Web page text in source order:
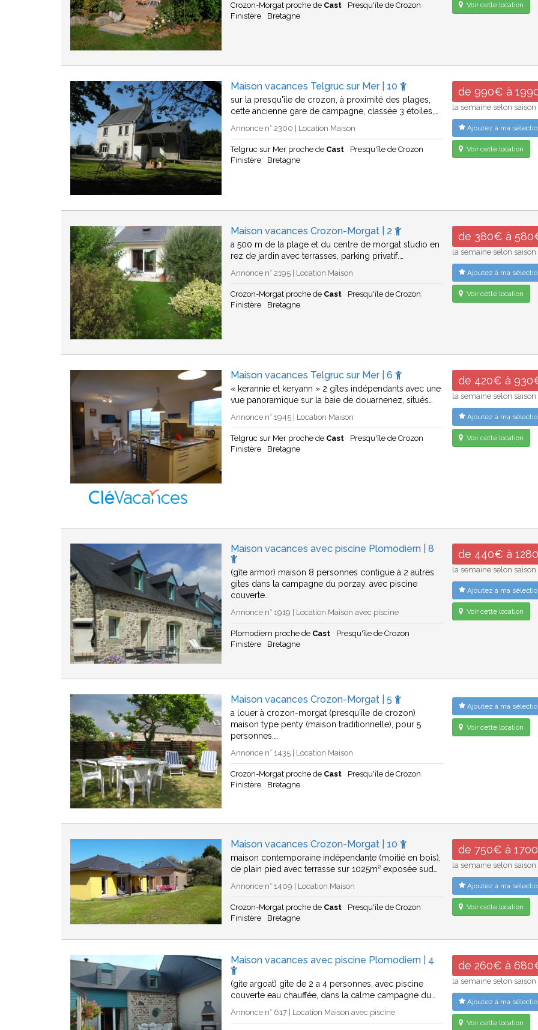
Crozon-Morgat proche de Cast
Presqu'île de Crozon
Finistère
Bretagne
Voir cette location
Maison vacances Telgruc sur Mer | 10
sur la presqu'île de crozon, à proximité des plages,
cette ancienne gare de campagne, classée 3 étoiles,…
Annonce n° 2300 | Location Maison
Telgruc sur Mer proche de Cast
Presqu'île de Crozon
Finistère
Bretagne
de 990€ à
la semaine selon saison
Ajoutez à ma
Voir cette location
Maison vacances Crozon-Morgat | 2
a 500 m de la plage et du centre de morgat studio en
rez de jardin avec terrasses, parking privatif.…
Annonce n° 2195 | Location Maison
Crozon-Morgat proche de Cast
Presqu'île de Crozon
Finistère
Bretagne
de 380€ à
la semaine selon saison
Ajoutez à ma
Voir cette location
Maison vacances Telgruc sur Mer | 6
« kerannie et keryann » 2 gîtes indépendants avec une
vue panoramique sur la baie de douarnenez, situés…
Annonce n° 1945 | Location Maison
Telgruc sur Mer proche de Cast
Presqu'île de Crozon
Finistère
Bretagne
de 420€ à
la semaine selon saison
Ajoutez à ma
Voir cette location
Maison vacances avec piscine Plomodiern | 8
(gîte armor) maison 8 personnes contigüe à 2 autres
gites dans la campagne du porzay. avec piscine
couverte…
Annonce n° 1919 | Location Maison avec piscine
Plomodiern proche de Cast
Presqu'île de Crozon
Finistère
Bretagne
de 440€ à
la semaine selon saison
Ajoutez à ma
Voir cette location
Maison vacances Crozon-Morgat | 5
a louer à crozon-morgat (presqu'île de crozon)
maison type penty (maison traditionnelle), pour 5
personnes.…
Annonce n° 1435 | Location Maison
Crozon-Morgat proche de Cast
Presqu'île de Crozon
Finistère
Bretagne
Ajoutez à ma
Voir cette location
Maison vacances Crozon-Morgat | 10
maison contemporaine indépendante (moitié en bois),
de plain pied avec terrasse sur 1025m² exposée sud…
Annonce n° 1409 | Location Maison
Crozon-Morgat proche de Cast
Presqu'île de Crozon
Finistère
Bretagne
de 750€ à
la semaine selon saison
Ajoutez à ma
Voir cette location
Maison vacances avec piscine Plomodiern | 4
(gite argoat) gîte de 2 a 4 personnes, avec piscine
couverte eau chauffée, dans la calme campagne du…
Annonce n° 617 | Location Maison avec piscine
de 260€ à
la semaine selon saison
Ajoutez à ma
Voir cette location